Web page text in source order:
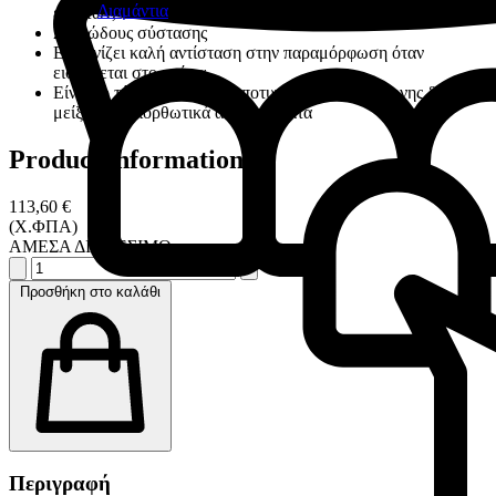
Διαμάντια
ενθέτων, επενθέτων και για αποτυπώματα εμφυτευμάτων
Στοκώδους σύστασης
Εμφανίζει καλή αντίσταση στην παραμόρφωση όταν
εισέρχεται στο στόμα
Είναι το τέλειο υλικό για αποτυπώματα ταυτόχρονης διπλής
μείξης και διορθωτικά αποτυπώματα
Product information
113,60 €
(Χ.ΦΠΑ)
ΑΜΕΣΑ ΔΙΑΘΕΣΙΜΟ
Προσθήκη στο καλάθι
Περιγραφή